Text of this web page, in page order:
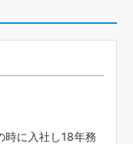
時に入社し18年務